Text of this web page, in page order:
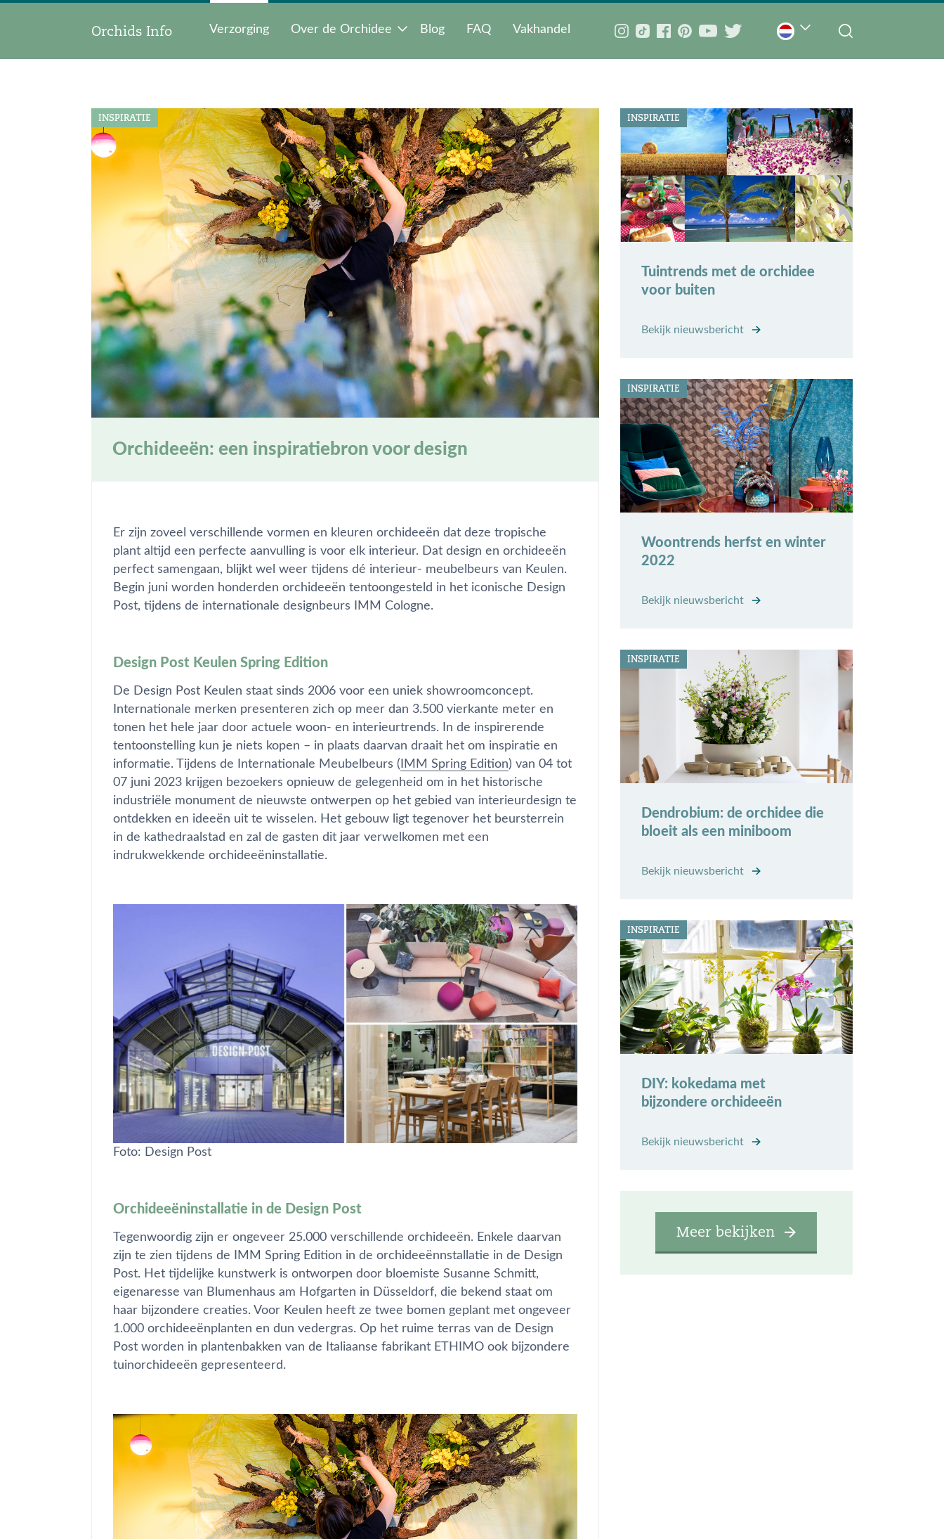
Orchids Info Verzorging Over de Orchidee Blog FAQ Vakhandel
INSPIRATIE
Orchideeën: een inspiratiebron voor design
Er zijn zoveel verschillende vormen en kleuren orchideeën dat deze tropische
plant altijd een perfecte aanvulling is voor elk interieur. Dat design en orchideeën
perfect samengaan, blijkt wel weer tijdens dé interieur- meubelbeurs van Keulen.
Begin juni worden honderden orchideeën tentoongesteld in het iconische Design
Post, tijdens de internationale designbeurs IMM Cologne.
Design Post Keulen Spring Edition
De Design Post Keulen staat sinds 2006 voor een uniek showroomconcept.
Internationale merken presenteren zich op meer dan 3.500 vierkante meter en
tonen het hele jaar door actuele woon- en interieurtrends. In de inspirerende
tentoonstelling kun je niets kopen – in plaats daarvan draait het om inspiratie en
informatie. Tijdens de Internationale Meubelbeurs ( IMM Spring Edition) van 04 tot
07 juni 2023 krijgen bezoekers opnieuw de gelegenheid om in het historische
industriële monument de nieuwste ontwerpen op het gebied van interieurdesign te
ontdekken en ideeën uit te wisselen. Het gebouw ligt tegenover het beursterrein
in de kathedraalstad en zal de gasten dit jaar verwelkomen met een
indrukwekkende orchideeëninstallatie.
Foto: Design Post
Orchideeëninstallatie in de Design Post
Tegenwoordig zijn er ongeveer 25.000 verschillende orchideeën. Enkele daarvan
zijn te zien tijdens de IMM Spring Edition in de orchideeënnstallatie in de Design
Post. Het tijdelijke kunstwerk is ontworpen door bloemiste Susanne Schmitt,
eigenaresse van Blumenhaus am Hofgarten in Düsseldorf, die bekend staat om
haar bijzondere creaties. Voor Keulen heeft ze twee bomen geplant met ongeveer
1.000 orchideeënplanten en dun vedergras. Op het ruime terras van de Design
Post worden in plantenbakken van de Italiaanse fabrikant ETHIMO ook bijzondere
tuinorchideeën gepresenteerd.
INSPIRATIE
Tuintrends met de orchidee
voor buiten
Bekijk nieuwsbericht
INSPIRATIE
Woontrends herfst en winter
2022
Bekijk nieuwsbericht
INSPIRATIE
Dendrobium: de orchidee die
bloeit als een miniboom
Bekijk nieuwsbericht
INSPIRATIE
DIY: kokedama met
bijzondere orchideeën
Bekijk nieuwsbericht
Meer bekijken